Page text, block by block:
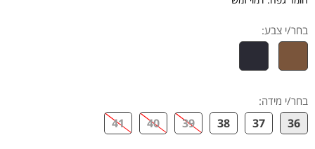
בחר/י צבע:
בחר/י מידה:
36
37
38
39
40
41